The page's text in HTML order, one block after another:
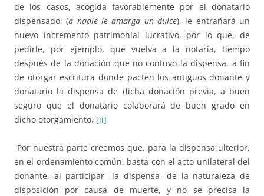
de los casos, acogida favorablemente por el donatario
dispensado: (a nadie le amarga un dulce), le entrañará un
nuevo incremento patrimonial lucrativo, por lo que, de
pedirle, por ejemplo, que vuelva a la notaría, tiempo
después de la donación que no contuvo la dispensa, a fin
de otorgar escritura donde pacten los antiguos donante y
donatario la dispensa de dicha donación previa, a buen
seguro que el donatario colaborará de buen grado en
dicho otorgamiento. [ii]
Por nuestra parte creemos que, para la dispensa ulterior,
en el ordenamiento común, basta con el acto unilateral del
donante, al participar -la dispensa- de la naturaleza de
disposición por causa de muerte, y no se precisa la